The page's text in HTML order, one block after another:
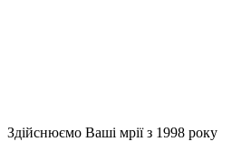
Здійснюємо Ваші мрії з 1998 року